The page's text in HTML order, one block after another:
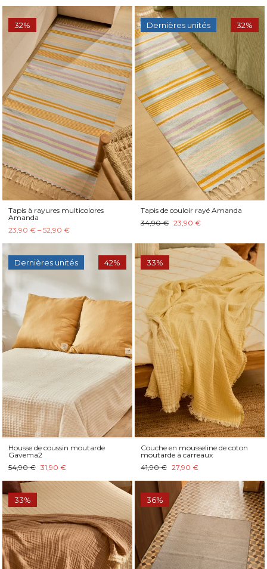
32%
Tapis à rayures multicolores
Amanda
23,90 € – 52,90 €
Dernières unités 32%
Tapis de couloir rayé Amanda
34,90 € 23,90 €
Dernières unités 42%
Housse de coussin moutarde
Gavema2
54,90 € 31,90 €
33%
Couche en mousseline de coton
moutarde à carreaux
41,90 € 27,90 €
33% 36%